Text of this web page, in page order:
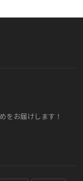
をお届けします！